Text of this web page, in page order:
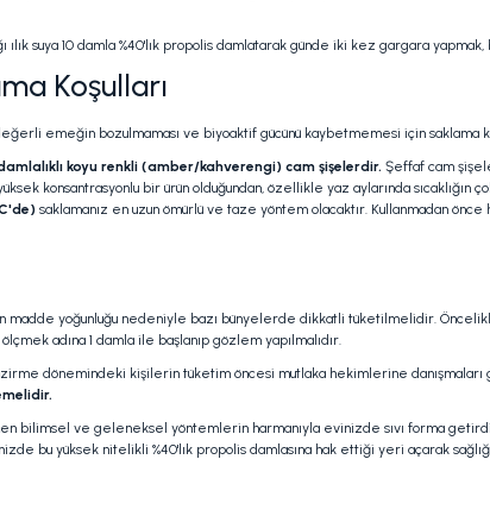
suya 10 damla %40'lık propolis damlatarak günde iki kez gargara
Koşulları
emeğin bozulmaması ve biyoaktif gücünü kaybetmemesi için
koyu renkli (amber/kahverengi) cam şişelerdir. Şeffaf cam
konsantrasyonlu bir ürün olduğundan, özellikle yaz aylarında
saklamanız en uzun ömürlü ve taze yöntem olacaktır. Kullanmadan
madde yoğunluğu nedeniyle bazı bünyelerde dikkatli tüketilmelidir.
adına 1 damla ile başlanıp gözlem yapılmalıdır.
dönemindeki kişilerin tüketim öncesi mutlaka hekimlerine
bilimsel ve geleneksel yöntemlerin harmanıyla evinizde sıvı forma
bu yüksek nitelikli %40'lık propolis damlasına hak ettiği yeri açarak